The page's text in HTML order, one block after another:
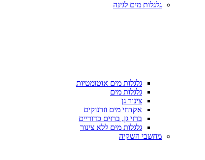
גלגלות מים לגינה
גלגלות מים אוטומטיות
גלגלות מים
צינור גן
אקדחי מים וזרנוקים
ברזי גן, ברזים כדוריים
גלגלות מים ללא צינור
מחשבי השקיה